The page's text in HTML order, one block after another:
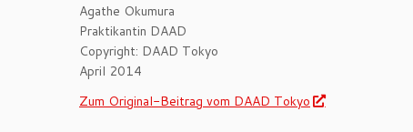
Agathe Okumura
Praktikantin DAAD
Copyright: DAAD Tokyo
April 2014
Zum Original-Beitrag vom DAAD Tokyo